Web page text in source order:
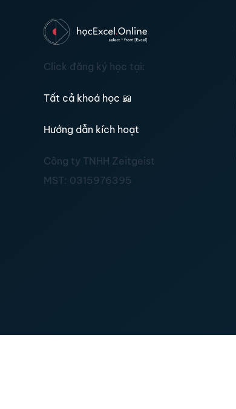
Click đăng ký học tại:
Tất cả khoá học 📖
Hướng dẫn kích hoạt
Công ty TNHH Zeitgeist
MST: 0315976395